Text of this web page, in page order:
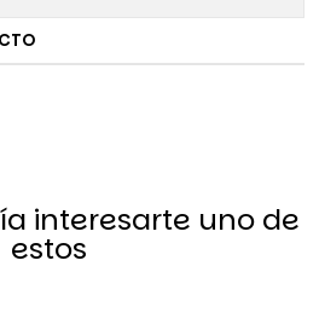
interesarte uno de
estos